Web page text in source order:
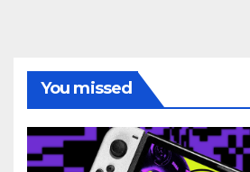
You missed